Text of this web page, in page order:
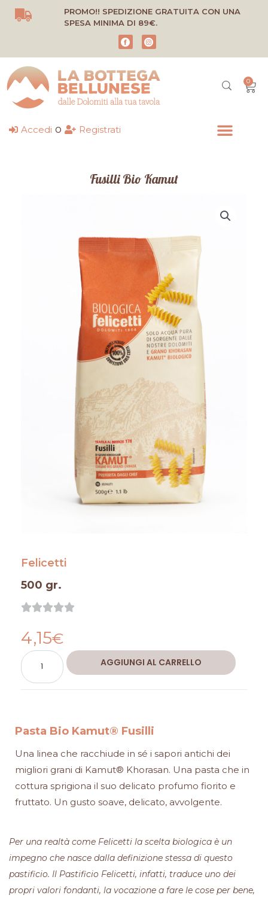
Vai
PROMO!! SPEDIZIONE GRATUITA CON UNA
SPESA MINIMA DI 89€.
0
Accedi o Registrati
Fusilli Bio Kamut
Felicetti
500 gr.

5
4,15€
Fusilli
Bio
Kamut
AGGIUNGI AL CARRELLO
Alternative:
Pasta Bio Kamut® Fusilli
Una linea che racchiude in sé i sapori antichi dei
migliori grani di Kamut® Khorasan. Una pasta che in
cottura sprigiona il suo delicato profumo fiorito e
fruttato. Un gusto soave, delicato, avvolgente.
Per una realtà come Felicetti la scelta biologica è un
impegno che nasce dalla definizione stessa di questo
pastificio. Il Pastificio Felicetti, infatti, traduce uno dei
propri valori fondanti, la vocazione a fare le cose per bene,